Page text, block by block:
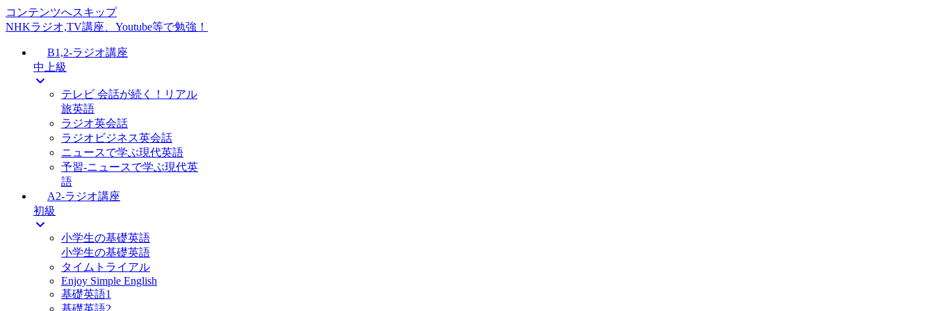
コンテンツへスキップ
NHKラジオ,TV講座、Youtube等で勉強！
B1,2-ラジオ講座
中上級
テレビ 会話が続く！リアル
旅英語
ラジオ英会話
ラジオビジネス英会話
ニュースで学ぶ現代英語
予習-ニュースで学ぶ現代英
語
A2-ラジオ講座
初級
小学生の基礎英語
小学生の基礎英語
タイムトライアル
Enjoy Simple English
基礎英語1
基礎英語2